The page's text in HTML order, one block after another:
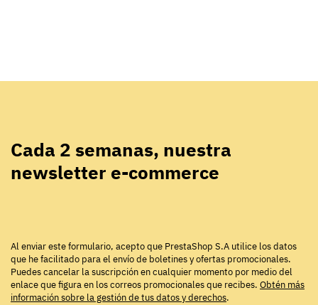
Cada 2 semanas, nuestra
newsletter e-commerce
Al enviar este formulario, acepto que PrestaShop S.A utilice los datos
que he facilitado para el envío de boletines y ofertas promocionales.
Puedes cancelar la suscripción en cualquier momento por medio del
enlace que figura en los correos promocionales que recibes. Obtén más
información sobre la gestión de tus datos y derechos.